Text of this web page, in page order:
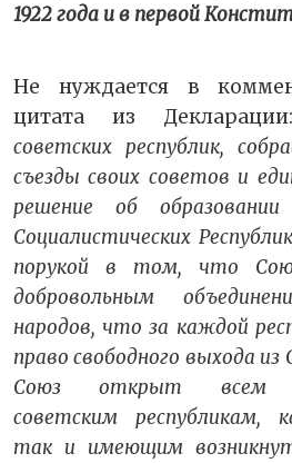
1922 года и в первой
Не нуждается в
цитата из
советских республик,
съезды своих советов и
решение об
Социалистических
порукой в том, что
добровольным
народов, что за каждой
право свободного выхода
Союз открыт всем
советским республикам,
так и имеющим